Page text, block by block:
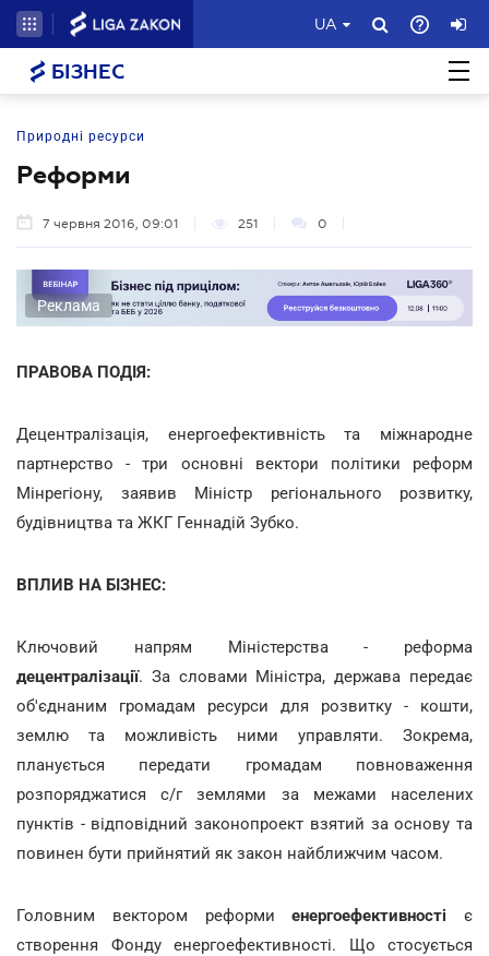
UA
БІЗНЕС
Природні ресурси
Реформи
7 червня 2016, 09:01 251 0
Реклама
ПРАВОВА ПОДІЯ:
Децентралізація, енергоефективність та міжнародне
партнерство - три основні вектори політики реформ
Мінрегіону, заявив Міністр регіонального розвитку,
будівництва та ЖКГ Геннадій Зубко.
ВПЛИВ НА БІЗНЕС:
Ключовий напрям Міністерства - реформа
децентралізації. За словами Міністра, держава передає
об'єднаним громадам ресурси для розвитку - кошти,
землю та можливість ними управляти. Зокрема,
планується передати громадам повноваження
розпоряджатися с/г землями за межами населених
пунктів - відповідний законопроект взятий за основу та
повинен бути прийнятий як закон найближчим часом.
Головним вектором реформиенергоефективності є
створення Фонду енергоефективності. Що стосується